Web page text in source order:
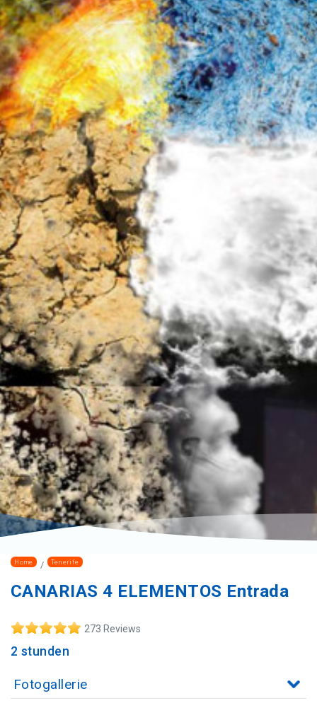
Home Tenerife
CANARIAS 4 ELEMENTOS Entrada
273 Reviews
2 stunden
Fotogallerie